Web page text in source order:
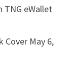
TNG eWallet
Cover May 6,